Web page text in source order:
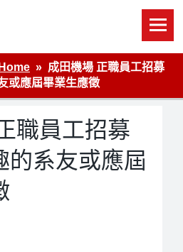
Home
成田機場 正職員工招募
或應屆畢業生應徵
職員工招募
的系友或應屆